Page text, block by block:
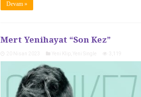
Devam »
Mert Yenihayat “Son Kez”